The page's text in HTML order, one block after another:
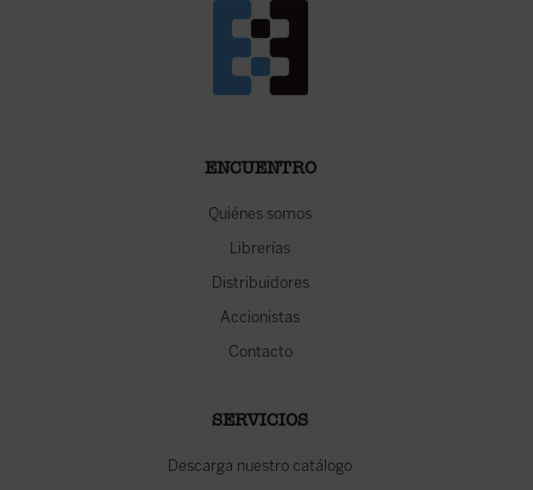
ENCUENTRO
Quiénes somos
Librerías
Distribuidores
Accionistas
Contacto
SERVICIOS
Descarga nuestro catálogo